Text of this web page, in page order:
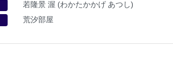
若隆景 渥 (わかたかかげ あつし)
荒汐部屋